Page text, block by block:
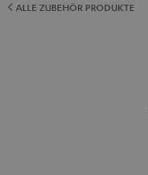
ALLE ZUBEHÖR PRODUKTE